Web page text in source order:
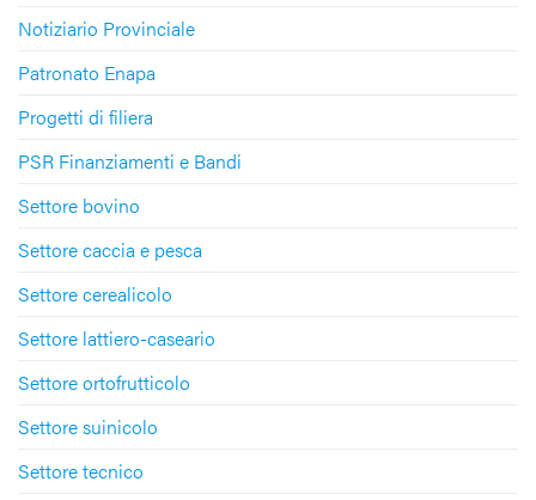
Notiziario Provinciale
Patronato Enapa
Progetti di filiera
PSR Finanziamenti e Bandi
Settore bovino
Settore caccia e pesca
Settore cerealicolo
Settore lattiero-caseario
Settore ortofrutticolo
Settore suinicolo
Settore tecnico